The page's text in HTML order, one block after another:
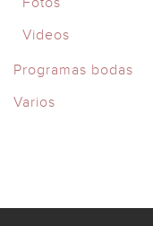
Videos
Programas bodas
Varios